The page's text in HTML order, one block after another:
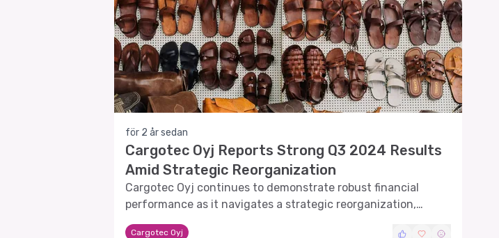
för 2 år sedan
Cargotec Oyj Reports Strong Q3 2024 Results
Amid Strategic Reorganization
Cargotec Oyj continues to demonstrate robust financial
performance as it navigates a strategic reorganization,
highlighted by its recent quarterly report.
Cargotec Oyj